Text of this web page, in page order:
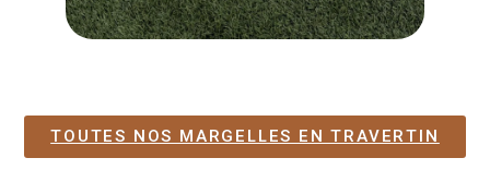
TOUTES NOS MARGELLES EN TRAVERTIN